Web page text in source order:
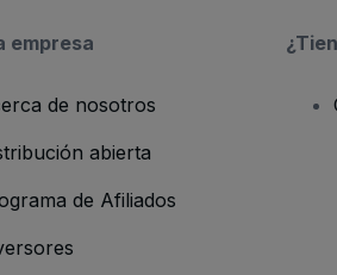
empresa
de nosotros
abierta
de Afiliados